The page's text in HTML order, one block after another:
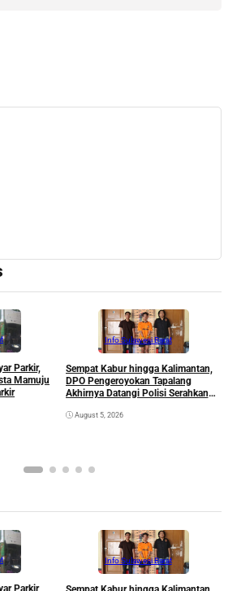
Parkir,
Mamuju
Info Sulawesi Barat
Sempat Kabur hingga Kalimantan,
DPO Pengeroyokan Tapalang
Akhirnya Datangi Polisi Serahkan
August 5, 2026
Parkir,
Info Sulawesi Barat